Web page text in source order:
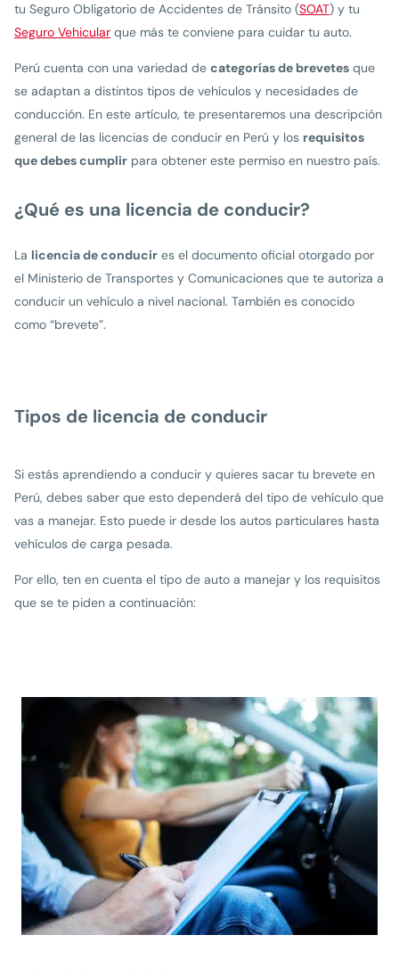
tu Seguro Obligatorio de Accidentes de Tránsito (SOAT) y tu
Seguro Vehicular que más te conviene para cuidar tu auto.
Perú cuenta con una variedad de categorías de brevetes que
se adaptan a distintos tipos de vehículos y necesidades de
conducción. En este artículo, te presentaremos una descripción
general de las licencias de conducir en Perú y los requisitos
que debes cumplir para obtener este permiso en nuestro país.
¿Qué es una licencia de conducir?
La licencia de conducir es el documento oficial otorgado por
el Ministerio de Transportes y Comunicaciones que te autoriza a
conducir un vehículo a nivel nacional. También es conocido
como “brevete”.
Tipos de licencia de conducir
Si estás aprendiendo a conducir y quieres sacar tu brevete en
Perú, debes saber que esto dependerá del tipo de vehículo que
vas a manejar. Esto puede ir desde los autos particulares hasta
vehículos de carga pesada.
Por ello, ten en cuenta el tipo de auto a manejar y los requisitos
que se te piden a continuación: